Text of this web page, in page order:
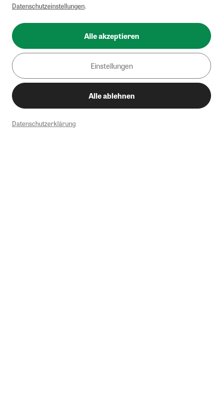
Datenschutzeinstellungen.
Alle akzeptieren
Einstellungen
Alle ablehnen
Datenschutzerklärung